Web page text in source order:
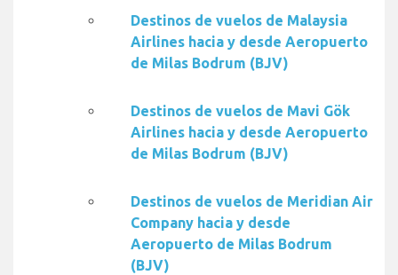
Destinos de vuelos de Malaysia
Airlines hacia y desde Aeropuerto
de Milas Bodrum (BJV)
Destinos de vuelos de Mavi Gök
Airlines hacia y desde Aeropuerto
de Milas Bodrum (BJV)
Destinos de vuelos de Meridian Air
Company hacia y desde
Aeropuerto de Milas Bodrum
(BJV)